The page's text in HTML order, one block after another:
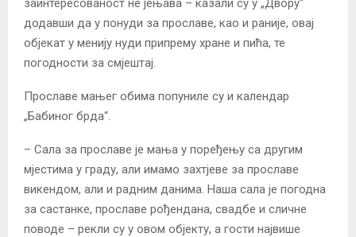
заинтересованост не јењава – казали су у „Двору“
додавши да у понуди за прославе, као и раније, овај
објекат у менију нуди припрему хране и пића, те
погодности за смјештај.
Прославе мањег обима попуниле су и календар
„Бабиног брда“.
– Сала за прославе је мања у поређењу са другим
мјестима у граду, али имамо захтјеве за прославе
викендом, али и радним данима. Наша сала је погодна
за састанке, прославе рођендана, свадбе и сличне
поводе – рекли су у овом објекту, а гости највише